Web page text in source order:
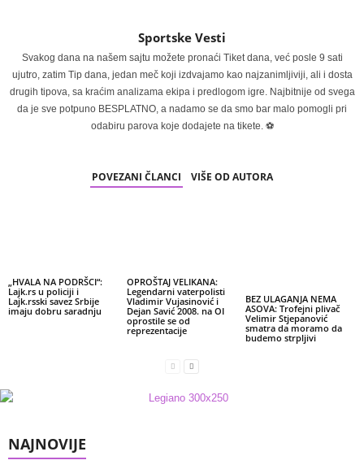
Sportske Vesti
Svakog dana na našem sajtu možete pronaći Tiket dana, već posle 9 sati
ujutro, zatim Tip dana, jedan meč koji izdvajamo kao najzanimljiviji, ali i dosta
drugih tipova, sa kraćim analizama ekipa i predlogom igre. Najbitnije od svega
da je sve potpuno BESPLATNO, a nadamo se da smo bar malo pomogli pri
odabiru parova koje dodajete na tikete. ⚽
POVEZANI ČLANCI VIŠE OD AUTORA
„HVALA NA PODRŠCI“:
Lajk.rs u policiji i
Lajk.rsski savez Srbije
imaju dobru saradnju
OPROŠTAJ VELIKANA:
Legendarni vaterpolisti
Vladimir Vujasinović i
Dejan Savić 2008. na OI
oprostile se od
reprezentacije
BEZ ULAGANJA NEMA
ASOVA: Trofejni plivač
Velimir Stjepanović
smatra da moramo da
budemo strpljivi
NAJNOVIJE